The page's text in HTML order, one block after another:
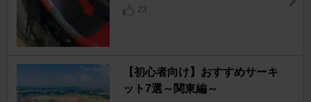
23
【初心者向け】おすすめサーキ
ット7選～関東編～